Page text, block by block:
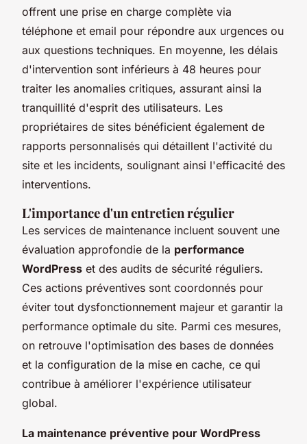
offrent une prise en charge complète via
téléphone et email pour répondre aux urgences ou
aux questions techniques. En moyenne, les délais
d'intervention sont inférieurs à 48 heures pour
traiter les anomalies critiques, assurant ainsi la
tranquillité d'esprit des utilisateurs. Les
propriétaires de sites bénéficient également de
rapports personnalisés qui détaillent l'activité du
site et les incidents, soulignant ainsi l'efficacité des
interventions.
L'importance d'un entretien régulier
Les services de maintenance incluent souvent une
évaluation approfondie de la performance
WordPress et des audits de sécurité réguliers.
Ces actions préventives sont coordonnés pour
éviter tout dysfonctionnement majeur et garantir la
performance optimale du site. Parmi ces mesures,
on retrouve l'optimisation des bases de données
et la configuration de la mise en cache, ce qui
contribue à améliorer l'expérience utilisateur
global.
La maintenance préventive pour WordPress